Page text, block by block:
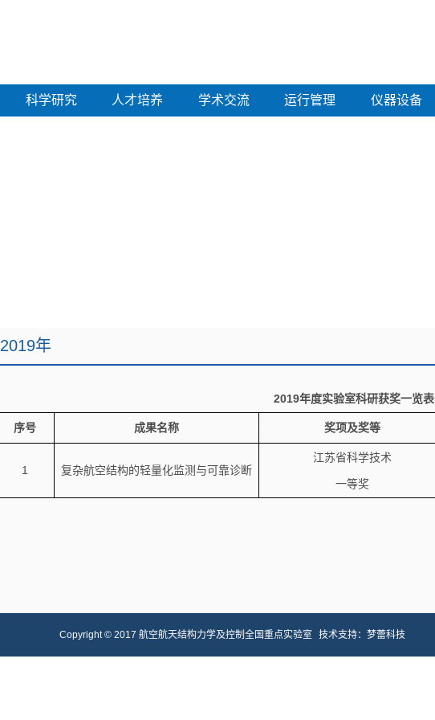
科学研究 人才培养 学术交流 运行管理 仪器设备
2019年
2019年度实验室科研获奖一览表
序号 成果名称 奖项及奖等
1 复杂航空结构的轻量化监测与可靠诊断
江苏省科学技术
一等奖
Copyright © 2017 航空航天结构力学及控制全国重点实验室 技术支持： 梦蕾科技